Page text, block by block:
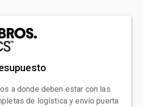
a donde deben estar con las
de logística y envío puerta